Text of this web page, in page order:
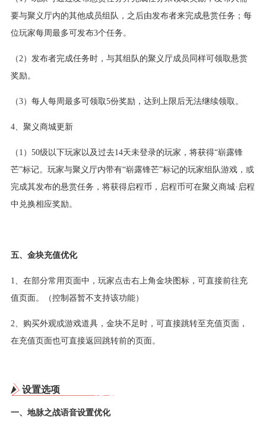
要与聚义厅内的其他成员组队，之后由发布者来完成悬赏任务；每
位玩家每周最多可发布3个任务。
（2）发布者完成任务时，与其组队的聚义厅成员同样可领取悬赏
奖励。
（3）每人每周最多可领取5份奖励，达到上限后无法继续领取。
4、聚义商城更新
（1）50级以下玩家以及过去14天未登录的玩家，将获得“崭露锋
芒”标记。玩家与聚义厅内带有“崭露锋芒”标记的玩家组队游戏，或
完成其发布的悬赏任务，将获得启程币，启程币可在聚义商城·启程
中兑换相应奖励。
五、金块充值优化
1、在部分常用页面中，玩家点击右上角金块图标，可直接前往充
值页面。（控制器暂不支持该功能）
2、购买外观或游戏道具，金块不足时，可直接跳转至充值页面，
在充值页面也可直接返回跳转前的页面。
设置选项
一、地脉之战语音设置优化